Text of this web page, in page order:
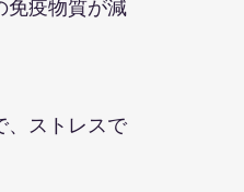
免疫物質が減
、ストレスで